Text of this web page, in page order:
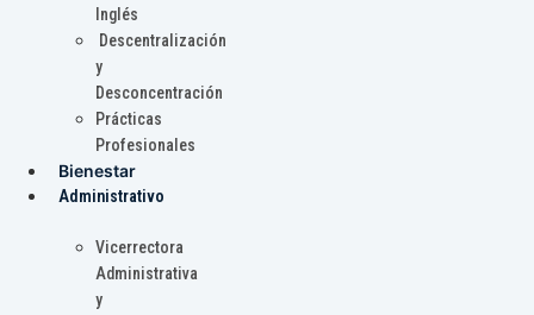
Inglés
Descentralización
y
Desconcentración
Prácticas
Profesionales
Bienestar
Administrativo
Vicerrectora
Administrativa
y